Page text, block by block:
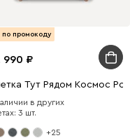
Голубой
по промокоду
990
Тут Рядом Космос
в других
3 шт.
+25